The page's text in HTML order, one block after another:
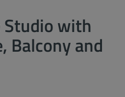
Studio with
Balcony and